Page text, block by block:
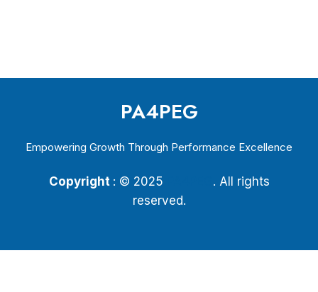
PA4PEG
Empowering Growth Through Performance Excellence
Copyright : © 2025
. All rights
reserved.